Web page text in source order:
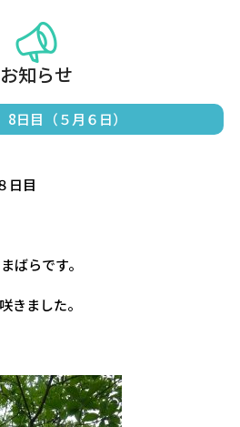
お知らせ
日目（５月６日）
日目
ばらです。
きました。